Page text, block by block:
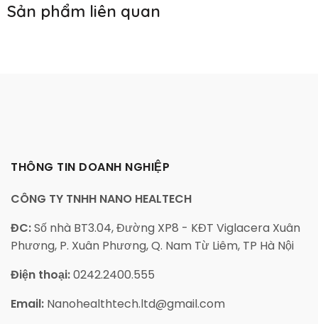
Sản phẩm liên quan
THÔNG TIN DOANH NGHIỆP
CÔNG TY TNHH NANO HEALTECH
ĐC:Số nhà BT3.04, Đường XP8 - KĐT Viglacera Xuân
Phương, P. Xuân Phương, Q. Nam Từ Liêm, TP Hà Nội
Điện thoại:0242.2400.555
Email: Nanohealthtech.ltd@gmail.com